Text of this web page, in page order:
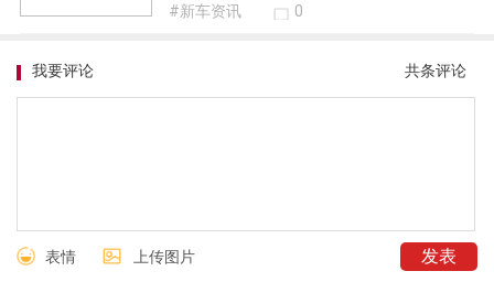
#新车资讯 0
共条评论
我要评论
表情 上传图片